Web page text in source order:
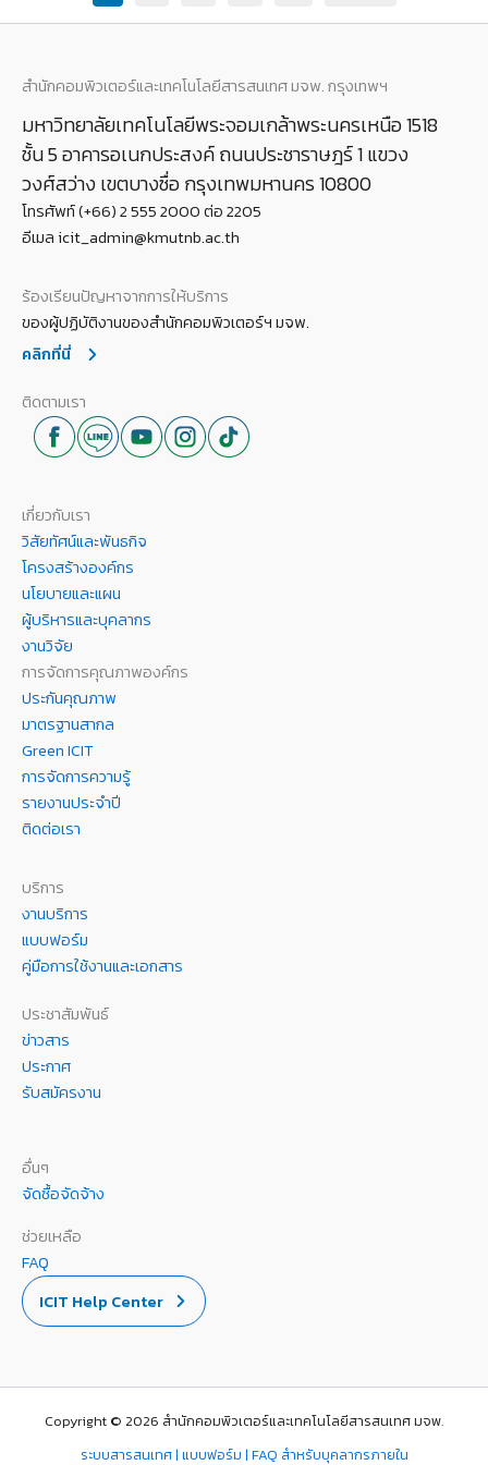
สำนักคอมพิวเตอร์และเทคโนโลยีสารสนเทศ มจพ. กรุงเทพฯ
มหาวิทยาลัยเทคโนโลยีพระจอมเกล้าพระนครเหนือ 1518
ชั้น 5 อาคารอเนกประสงค์ ถนนประชาราษฎร์ 1 แขวง
วงศ์สว่าง เขตบางซื่อ กรุงเทพมหานคร 10800
โทรศัพท์ (+66) 2 555 2000 ต่อ 2205
อีเมล icit_admin@kmutnb.ac.th
ร้องเรียนปัญหาจากการให้บริการ
ของผู้ปฏิบัติงานของสำนักคอมพิวเตอร์ฯ มจพ.
คลิกที่นี่
ติดตามเรา
เกี่ยวกับเรา
วิสัยทัศน์และพันธกิจ
โครงสร้างองค์กร
นโยบายและแผน
ผู้บริหารและบุคลากร
งานวิจัย
การจัดการคุณภาพองค์กร
ประกันคุณภาพ
มาตรฐานสากล
Green ICIT
การจัดการความรู้
รายงานประจำปี
ติดต่อเรา
บริการ
งานบริการ
แบบฟอร์ม
คู่มือการใช้งานและเอกสาร
ประชาสัมพันธ์
ข่าวสาร
ประกาศ
รับสมัครงาน
อื่นๆ
จัดซื้อจัดจ้าง
ช่วยเหลือ
FAQ
ICIT Help Center
Copyright © 2026 สำนักคอมพิวเตอร์และเทคโนโลยีสารสนเทศ มจพ.
ระบบสารสนเทศ | แบบฟอร์ม | FAQ สำหรับบุคลากรภายใน